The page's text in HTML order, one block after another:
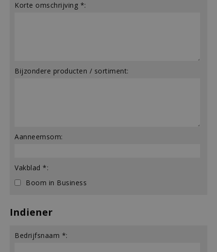
Korte omschrijving *:
Bijzondere producten / sortiment:
Aanneemsom:
Vakblad *:
Boom in Business
Indiener
Bedrijfsnaam *: